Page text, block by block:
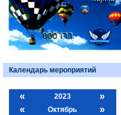
Календарь мероприятий
« 2023
»
«
Октябрь »